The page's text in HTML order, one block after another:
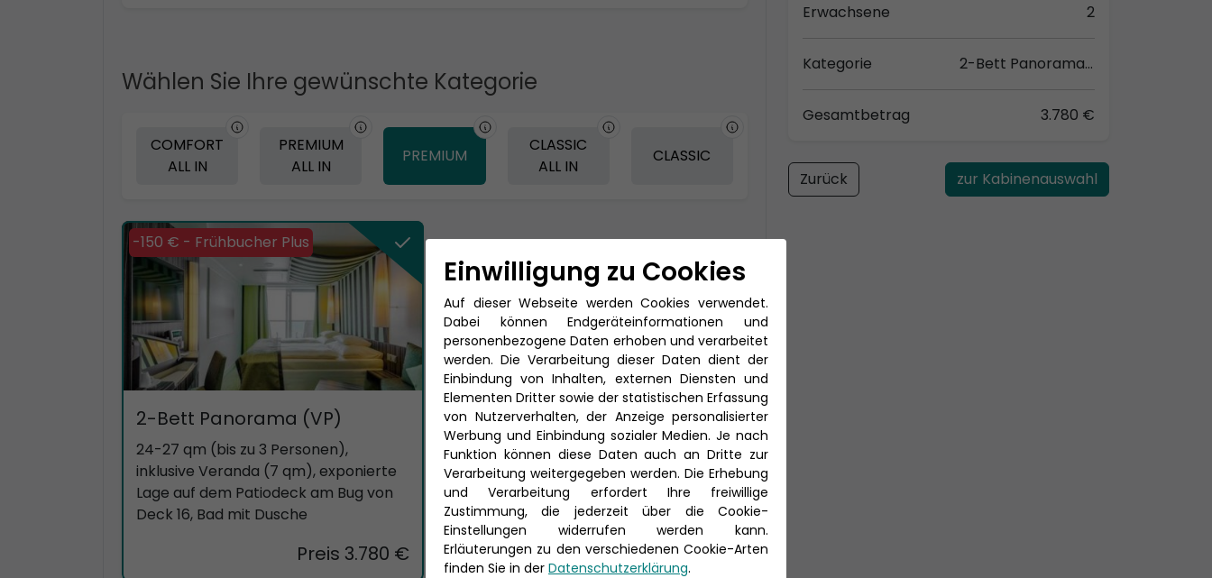
Erwachsene 2
Kategorie 2-Bett Panorama (VP)
Gesamtbetrag 3.780 €
Zurück zur Kabinenauswahl
Wählen Sie Ihre gewünschte Kategorie
COMFORT
ALL IN
PREMIUM
ALL IN
PREMIUM
CLASSIC
ALL IN
CLASSIC
-150 € - Frühbucher Plus
2-Bett Panorama (VP)
24-27 qm (bis zu 3 Personen),
inklusive Veranda (7 qm), exponierte
Lage auf dem Patiodeck am Bug von
Deck 16, Bad mit Dusche
Preis 3.780 €
Einwilligung zu Cookies
Auf dieser Webseite werden Cookies verwendet.
Dabei können Endgeräteinformationen und
personenbezogene Daten erhoben und verarbeitet
werden. Die Verarbeitung dieser Daten dient der
Einbindung von Inhalten, externen Diensten und
Elementen Dritter sowie der statistischen Erfassung
von Nutzerverhalten, der Anzeige personalisierter
Werbung und Einbindung sozialer Medien. Je nach
Funktion können diese Daten auch an Dritte zur
Verarbeitung weitergegeben werden. Die Erhebung
und Verarbeitung erfordert Ihre freiwillige
Zustimmung, die jederzeit über die Cookie-
Einstellungen widerrufen werden kann.
Erläuterungen zu den verschiedenen Cookie-Arten
finden Sie in der Datenschutzerklärung.